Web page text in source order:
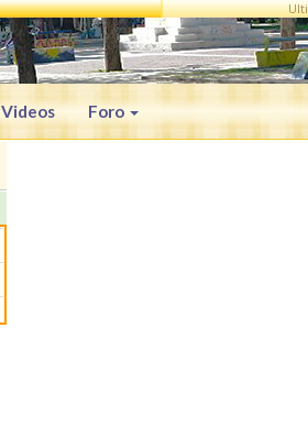
Videos Foro